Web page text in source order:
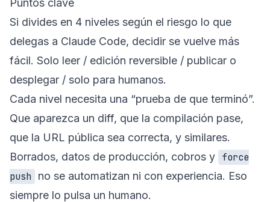
Puntos clave
Si divides en 4 niveles según el riesgo lo que
delegas a Claude Code, decidir se vuelve más
fácil. Solo leer / edición reversible / publicar o
desplegar / solo para humanos.
Cada nivel necesita una “prueba de que terminó”.
Que aparezca un diff, que la compilación pase,
que la URL pública sea correcta, y similares.
Borrados, datos de producción, cobros y force
push
no se automatizan ni con experiencia. Eso
siempre lo pulsa un humano.